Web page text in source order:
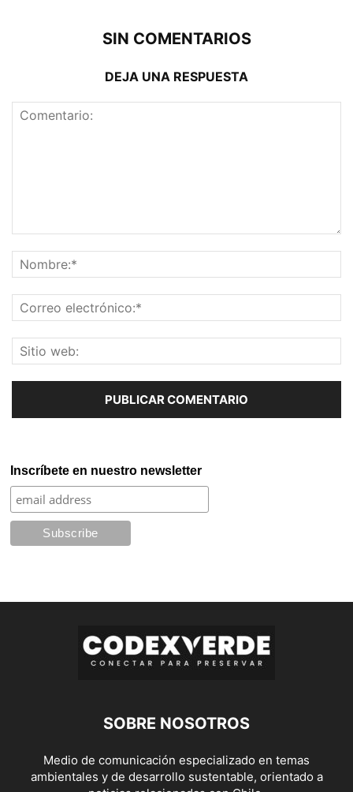
SIN COMENTARIOS
DEJA UNA RESPUESTA
Inscríbete en nuestro newsletter
SOBRE NOSOTROS
Medio de comunicación especializado en temas
ambientales y de desarrollo sustentable, orientado a